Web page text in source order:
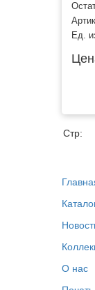
Ед.
Стр:
О нас